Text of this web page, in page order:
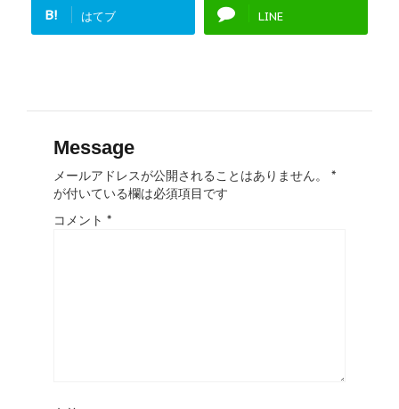
B! はてブ LINE
Message
メールアドレスが公開されることはありません。
*
が付いている欄は必須項目です
コメント *